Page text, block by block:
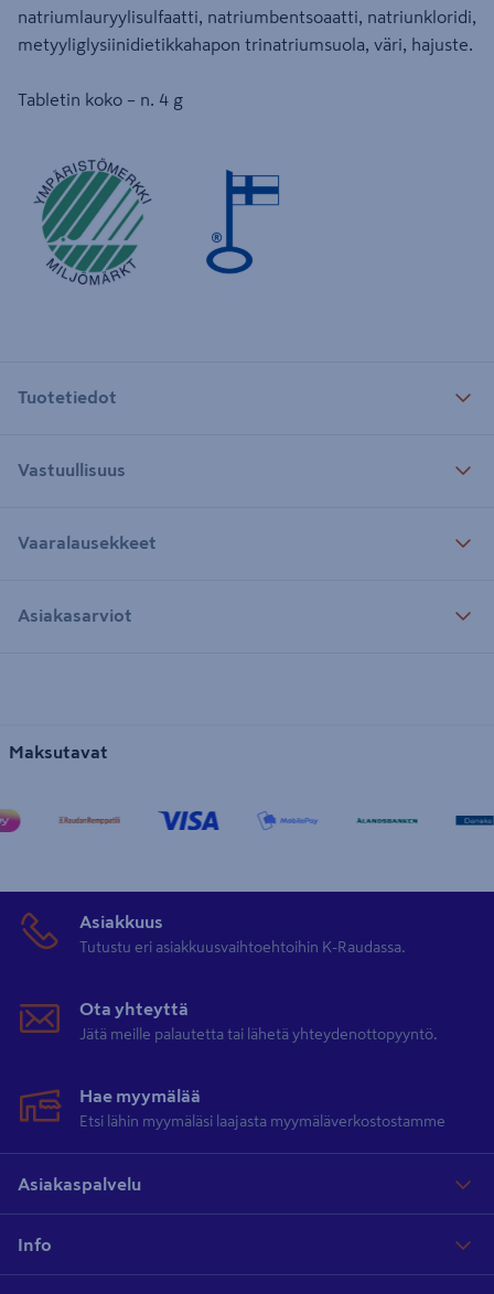
natriumlauryylisulfaatti, natriumbentsoaatti, natriunkloridi,
metyyliglysiinidietikkahapon trinatriumsuola, väri, hajuste.
Tabletin koko – n. 4 g
Tuotetiedot
Vastuullisuus
Vaaralausekkeet
Asiakasarviot
Maksutavat
Asiakkuus
Tutustu eri asiakkuusvaihtoehtoihin K-Raudassa.
Ota yhteyttä
Jätä meille palautetta tai lähetä yhteydenottopyyntö.
Hae myymälää
Etsi lähin myymäläsi laajasta myymäläverkostostamme
Asiakaspalvelu
Info